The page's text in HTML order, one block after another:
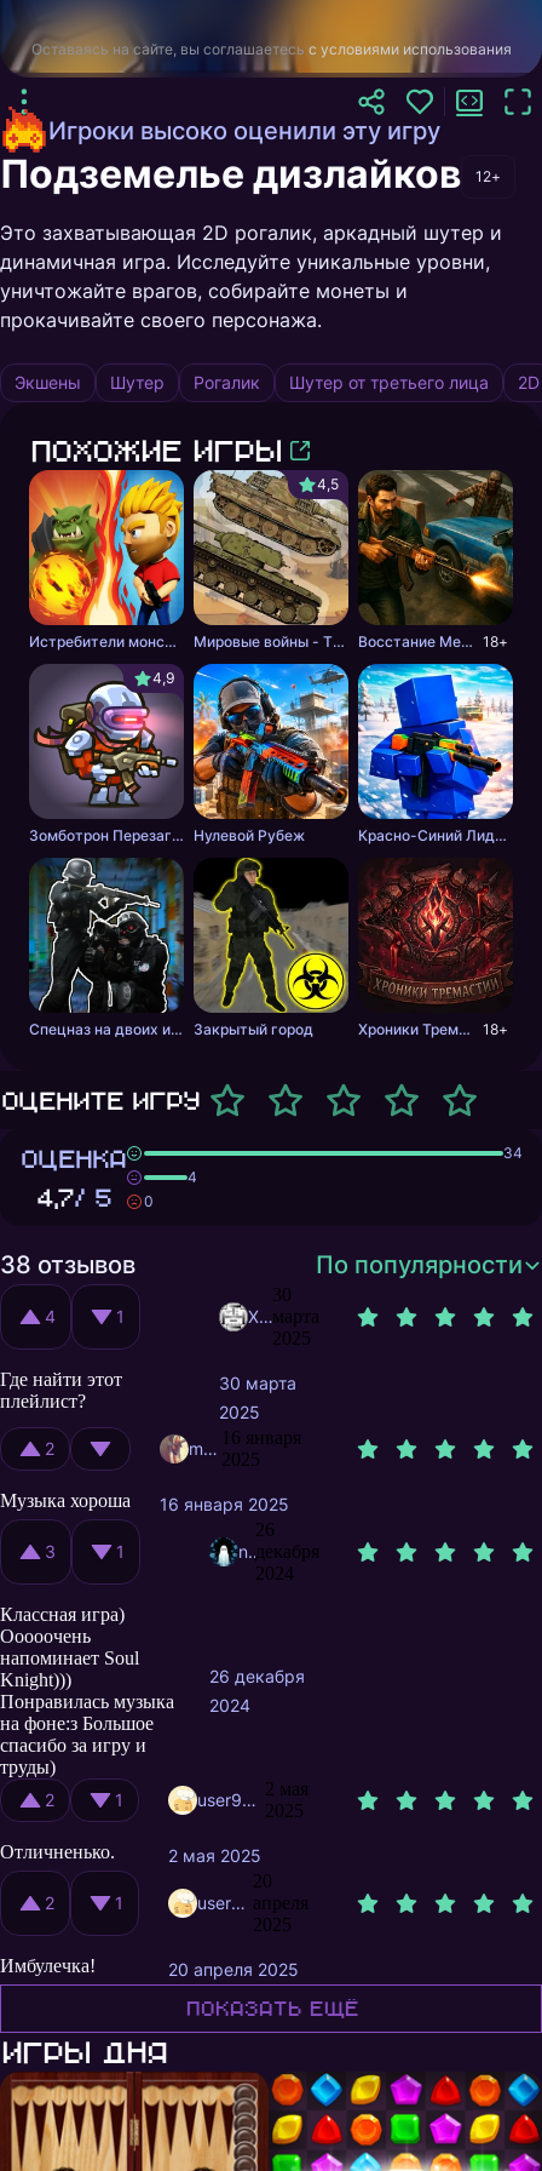
Оставаясь на сайте, вы соглашаетесь с условиями использования
Игроки высоко оценили эту игру
Подземелье дизлайков 12+
Это захватывающая 2D рогалик, аркадный шутер и
динамичная игра. Исследуйте уникальные уровни,
уничтожайте врагов, собирайте монеты и
прокачивайте своего персонажа.
Экшены Шутер Рогалик Шутер от третьего лица 2D
Похожие игры
Истребители монстров
4,5
Мировые войны - Tанки Восстание Мертвецов 18+
4,9
Зомботрон Перезагрузка Нулевой Рубеж Красно-Синий Лидер 2
Спецназ на двоих игроков Закрытый город Хроники Тремастии 18+
Оцените игру
ОЦЕНКА
4,7/ 5
34
4
0
38 отзывов По популярности
4 1 XPEHOHOCETC
30
марта
2025
Где найти этот
плейлист?
30 марта
2025
2
mtz0
16 января
2025
Музыка хороша
16 января 2025
3 1 neko.ssomniss
26
декабря
2024
Классная игра)
Ооооочень
напоминает Soul
Knight)))
Понравилась музыка
на фоне:з Большое
спасибо за игру и
труды)
26 декабря
2024
2 1 user9046596
2 мая
2025
Отличненько.
2 мая 2025
2 1 user9796151
20
апреля
2025
Имбулечка!
20 апреля 2025
Показать ещё
Игры дня